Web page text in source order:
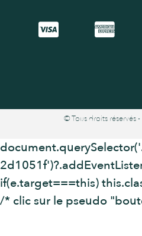
© Tous droits réservés
if(e.target===this)
/* clic sur le pseudo